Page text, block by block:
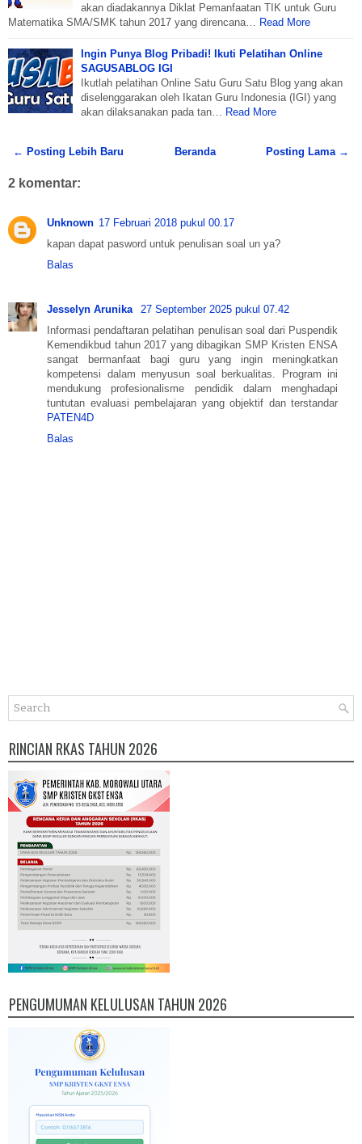
akan diadakannya Diklat Pemanfaatan TIK untuk Guru
Matematika SMA/SMK tahun 2017 yang direncana…
Read More
Ingin Punya Blog Pribadi! Ikuti Pelatihan Online
SAGUSABLOG IGI
Ikutlah pelatihan Online Satu Guru Satu Blog yang akan
diselenggarakan oleh Ikatan Guru Indonesia (IGI) yang
akan dilaksanakan pada tan…
Read More
← Posting Lebih Baru Posting Lama →
Beranda
2 komentar:
Unknown 17 Februari 2018 pukul 00.17
kapan dapat pasword untuk penulisan soal un ya?
Balas
Jesselyn Arunika
27 September 2025 pukul 07.42
Informasi pendaftaran pelatihan penulisan soal dari Puspendik
Kemendikbud tahun 2017 yang dibagikan SMP Kristen ENSA
sangat bermanfaat bagi guru yang ingin meningkatkan
kompetensi dalam menyusun soal berkualitas. Program ini
mendukung profesionalisme pendidik dalam menghadapi
tuntutan evaluasi pembelajaran yang objektif dan terstandar
PATEN4D
Balas
RINCIAN RKAS TAHUN 2026
PENGUMUMAN KELULUSAN TAHUN 2026